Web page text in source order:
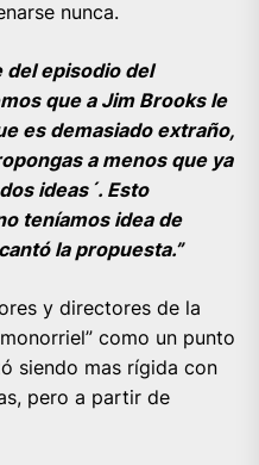
nunca.
del episodio del
que a Jim Brooks le
es demasiado extraño,
a menos que ya
ideas´. Esto
teníamos idea de
la propuesta.”
y directores de la
como un punto
siendo mas rígida con
pero a partir de